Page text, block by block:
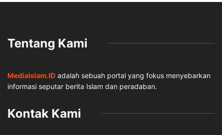
Tentang Kami
MediaIslam.ID adalah sebuah portal yang fokus menyebarkan
informasi seputar berita Islam dan peradaban.
Kontak Kami